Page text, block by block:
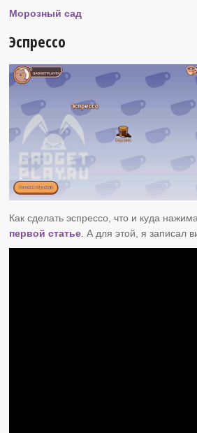
Морозный сад
Эспрессо
Как сделать эспрессо, что и куда
первой статье . А для этой, я записал